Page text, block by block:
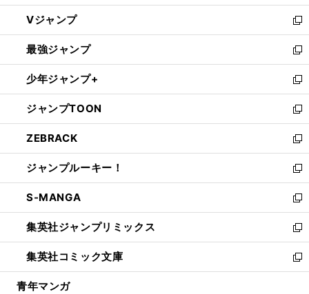
ウ
ィ
ン
ド
ウ
で
開
く
し
い
ウ
ィ
ン
ド
ウ
で
開
く
Vジャンプ
新
し
い
ウ
ィ
ン
ド
ウ
で
開
く
最強ジャンプ
新
し
い
ウ
ィ
ン
ド
ウ
で
開
く
少年ジャンプ+
新
し
い
ウ
ィ
ン
ド
ウ
で
開
く
ジャンプTOON
新
し
い
ウ
ィ
ン
ド
ウ
で
開
く
ZEBRACK
新
し
い
ウ
ィ
ン
ド
ウ
で
開
ジャンプルーキー！
新
し
い
ウ
ィ
ン
ド
ウ
S-MANGA
新
し
い
ウ
ィ
ン
集英社ジャンプリミックス
新
し
い
ウ
集英社コミック文庫
新
し
青年マンガ